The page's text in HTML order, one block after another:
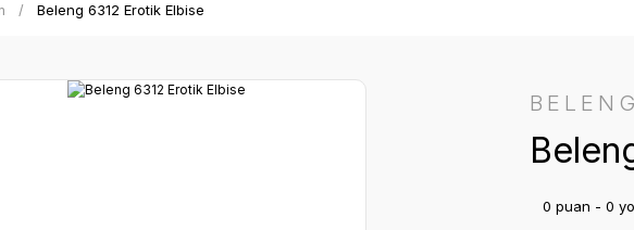
Beleng 6312 Erotik Elbise
0 puan - 0